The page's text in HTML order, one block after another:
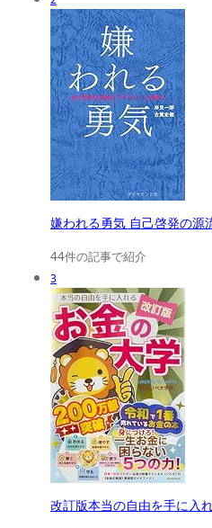
嫌われる勇気 自己啓発の源
44件の記事で紹介
3
改訂版本当の自由を手に入